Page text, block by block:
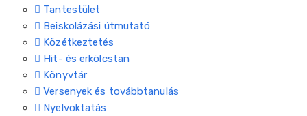
Tantestület
Beiskolázási útmutató
Közétkeztetés
Hit- és erkölcstan
Könyvtár
Versenyek és továbbtanulás
Nyelvoktatás